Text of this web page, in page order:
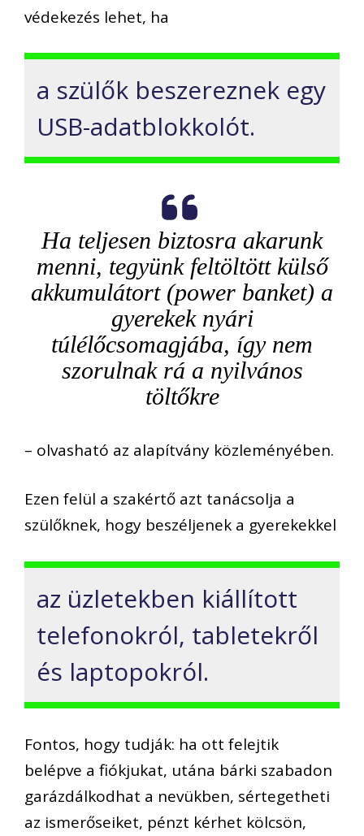
védekezés lehet, ha
a szülők beszereznek egy
USB-adatblokkolót.
Ha teljesen biztosra akarunk
menni, tegyünk feltöltött külső
akkumulátort (power banket) a
gyerekek nyári
túlélőcsomagjába, így nem
szorulnak rá a nyilvános
töltőkre
– olvasható az alapítvány közleményében.
Ezen felül a szakértő azt tanácsolja a
szülőknek, hogy beszéljenek a gyerekekkel
az üzletekben kiállított
telefonokról, tabletekről
és laptopokról.
Fontos, hogy tudják: ha ott felejtik
belépve a fiókjukat, utána bárki szabadon
garázdálkodhat a nevükben, sértegetheti
az ismerőseiket, pénzt kérhet kölcsön,